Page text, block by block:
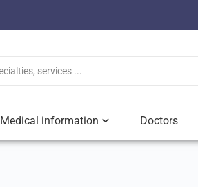
Medical information Doctors